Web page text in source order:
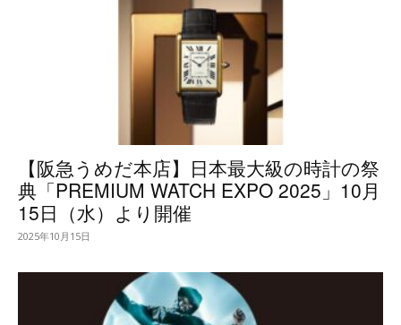
【阪急うめだ本店】日本最大級の時計の祭
典「PREMIUM WATCH EXPO 2025」10月
15日（水）より開催
2025年10月15日